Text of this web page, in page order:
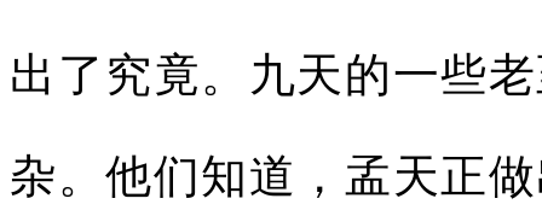
出了究竟。九天的一些
杂。他们知道，孟天正